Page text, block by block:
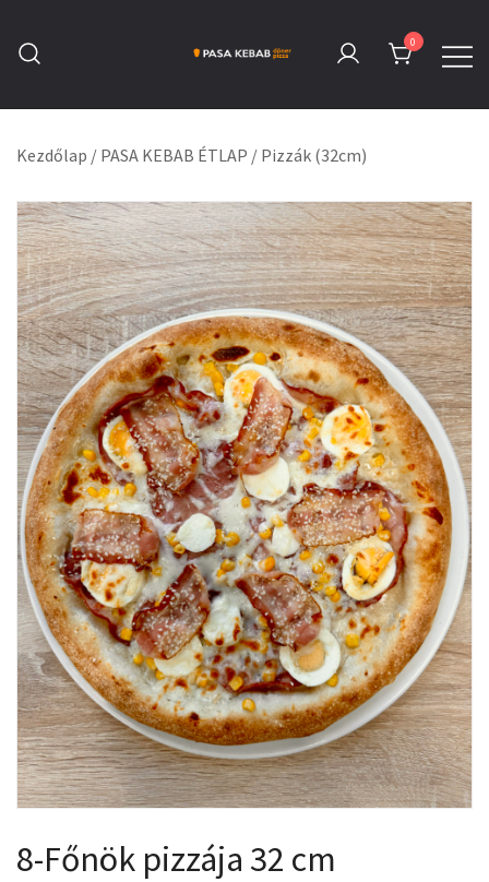
content
0
Kezdőlap / PASA KEBAB ÉTLAP / Pizzák (32cm)
8-Főnök pizzája 32 cm